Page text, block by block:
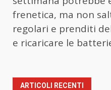
frenetica, ma non
regolari e prenditi
e ricaricare le
ARTICOLI RECENTI